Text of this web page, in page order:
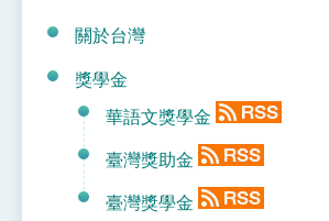
關於台灣
獎學金
華語文獎學金
臺灣獎助金
臺灣獎學金